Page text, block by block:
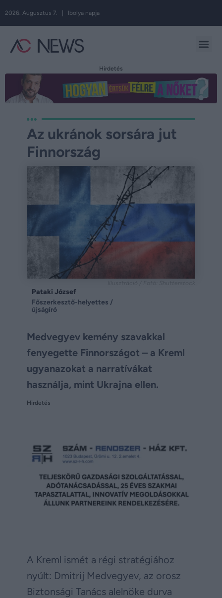
2026. Augusztus 7. | Ibolya napja
Hirdetés
Az ukránok sorsára jut
Finnország
Pataki József
Főszerkesztő-helyettes /
újságíró
Medvegyev kemény szavakkal
fenyegette Finnországot – a Kreml
ugyanazokat a narratívákat
használja, mint Ukrajna ellen.
Hirdetés
A Kreml ismét a régi stratégiához
nyúlt: Dmitrij Medvegyev, az orosz
Biztonsági Tanács alelnöke durva